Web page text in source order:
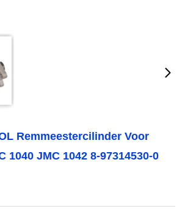
Remmeestercilinder Voor
1040 JMC 1042 8-97314530-0